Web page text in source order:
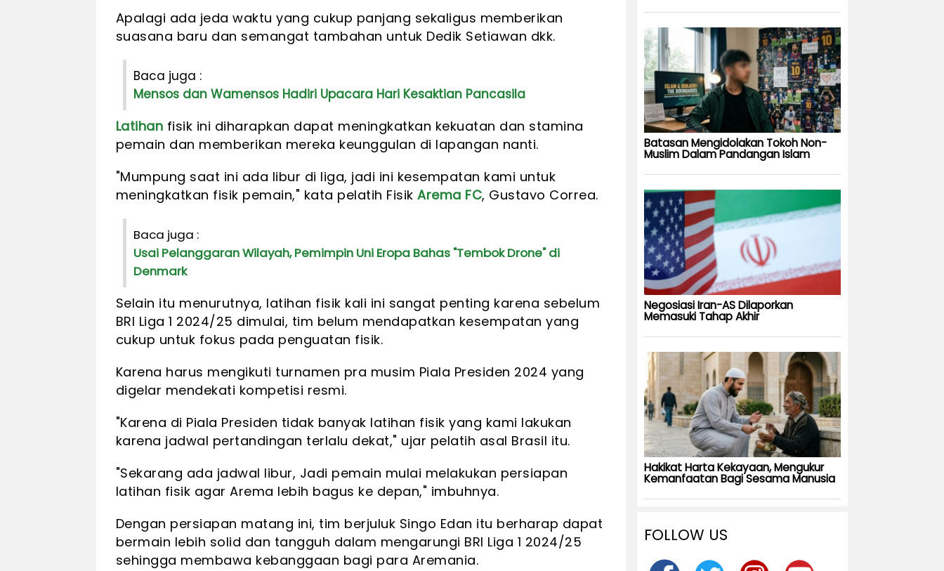
Apalagi ada jeda waktu yang cukup panjang sekaligus memberikan
suasana baru dan semangat tambahan untuk Dedik Setiawan dkk.
Baca juga :
Mensos dan Wamensos Hadiri Upacara Hari Kesaktian Pancasila
Latihan fisik ini diharapkan dapat meningkatkan kekuatan dan stamina
pemain dan memberikan mereka keunggulan di lapangan nanti.
"Mumpung saat ini ada libur di liga, jadi ini kesempatan kami untuk
meningkatkan fisik pemain," kata pelatih Fisik Arema FC, Gustavo Correa.
Baca juga :
Usai Pelanggaran Wilayah, Pemimpin Uni Eropa Bahas "Tembok Drone" di
Denmark
Selain itu menurutnya, latihan fisik kali ini sangat penting karena sebelum
BRI Liga 1 2024/25 dimulai, tim belum mendapatkan kesempatan yang
cukup untuk fokus pada penguatan fisik.
Karena harus mengikuti turnamen pra musim Piala Presiden 2024 yang
digelar mendekati kompetisi resmi.
"Karena di Piala Presiden tidak banyak latihan fisik yang kami lakukan
karena jadwal pertandingan terlalu dekat," ujar pelatih asal Brasil itu.
"Sekarang ada jadwal libur, Jadi pemain mulai melakukan persiapan
latihan fisik agar Arema lebih bagus ke depan," imbuhnya.
Dengan persiapan matang ini, tim berjuluk Singo Edan itu berharap dapat
bermain lebih solid dan tangguh dalam mengarungi BRI Liga 1 2024/25
sehingga membawa kebanggaan bagi para Aremania.
Batasan Mengidolakan Tokoh Non-
Muslim Dalam Pandangan Islam
Negosiasi Iran-AS Dilaporkan
Memasuki Tahap Akhir
Hakikat Harta Kekayaan, Mengukur
Kemanfaatan Bagi Sesama Manusia
FOLLOW US